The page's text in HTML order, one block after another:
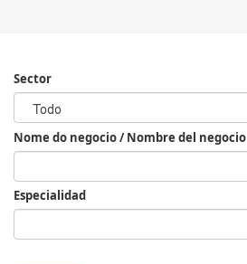
Sector
Todo
Sector
Nome do negocio / Nombre del negocio
Especialidad